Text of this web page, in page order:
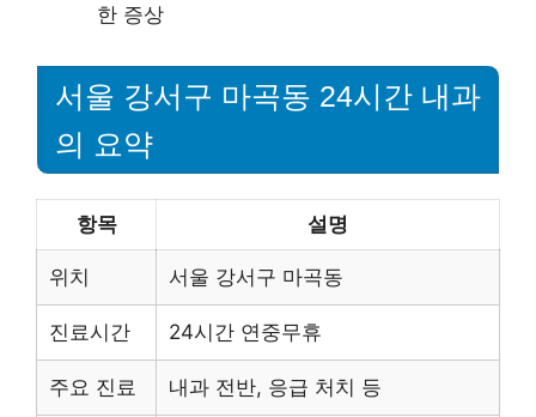
한 증상
서울 강서구 마곡동 24시간 내과
의 요약
항목 설명
위치 서울 강서구 마곡동
진료시간 24시간 연중무휴
주요 진료 내과 전반, 응급 처치 등